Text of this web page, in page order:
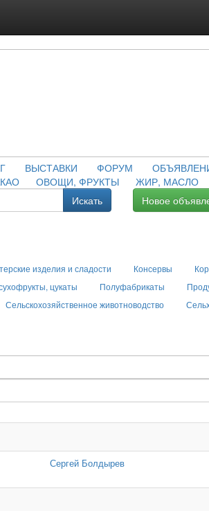
ВЫСТАВКИ ФОРУМ
ОВОЩИ, ФРУКТЫ ЖИР, МАСЛО
Искать
Новое
изделия и сладости Консервы
цукаты Полуфабрикаты
Сельскохозяйственное животноводство
Сергей Болдырев